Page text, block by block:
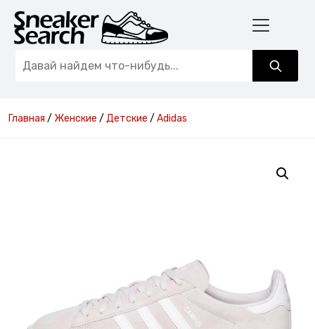
Главная / Женские / Детские / Adidas